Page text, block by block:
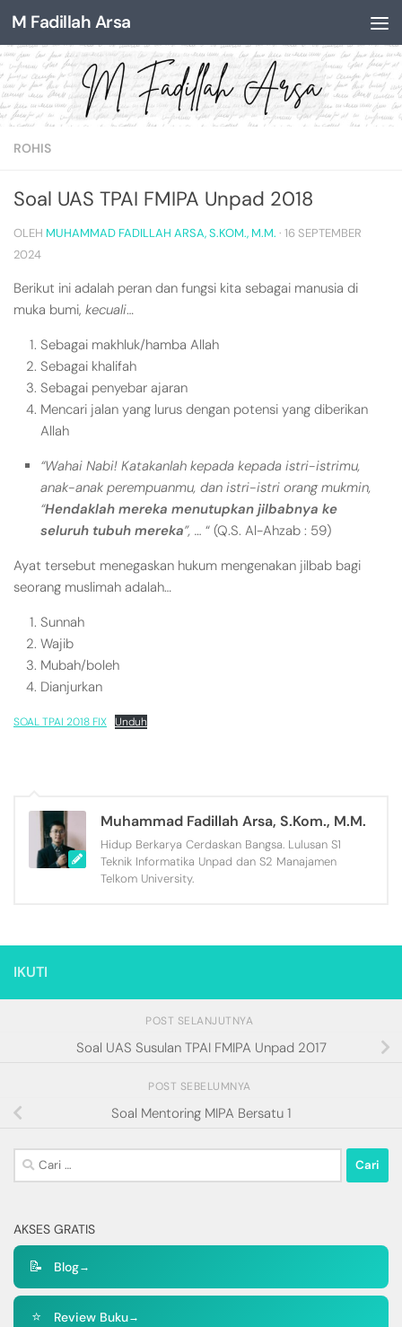
Skip to content
M Fadillah Arsa
ROHIS
Soal UAS TPAI FMIPA Unpad 2018
OLEH MUHAMMAD FADILLAH ARSA, S.KOM., M.M. · 16 SEPTEMBER
2024
Berikut ini adalah peran dan fungsi kita sebagai manusia di
muka bumi, kecuali…
Sebagai makhluk/hamba Allah
Sebagai khalifah
Sebagai penyebar ajaran
Mencari jalan yang lurus dengan potensi yang diberikan
Allah
“Wahai Nabi! Katakanlah kepada kepada istri-istrimu,
anak-anak perempuanmu, dan istri-istri orang mukmin,
“Hendaklah mereka menutupkan jilbabnya ke
seluruh tubuh mereka”, … “ (Q.S. Al-Ahzab : 59)
Ayat tersebut menegaskan hukum mengenakan jilbab bagi
seorang muslimah adalah…
Sunnah
Wajib
Mubah/boleh
Dianjurkan
SOAL TPAI 2018 FIX Unduh
Muhammad Fadillah Arsa, S.Kom., M.M.
Hidup Berkarya Cerdaskan Bangsa. Lulusan S1
Teknik Informatika Unpad dan S2 Manajamen
Telkom University.
IKUTI
POST SELANJUTNYA
Soal UAS Susulan TPAI FMIPA Unpad 2017
POST SEBELUMNYA
Soal Mentoring MIPA Bersatu 1
Cari
untuk:
AKSES GRATIS
📝 Blog→
⭐ Review Buku→